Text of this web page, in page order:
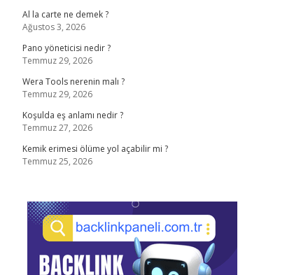
Al la carte ne demek ?
Ağustos 3, 2026
Pano yöneticisi nedir ?
Temmuz 29, 2026
Wera Tools nerenin malı ?
Temmuz 29, 2026
Koşulda eş anlamı nedir ?
Temmuz 27, 2026
Kemik erimesi ölüme yol açabilir mi ?
Temmuz 25, 2026